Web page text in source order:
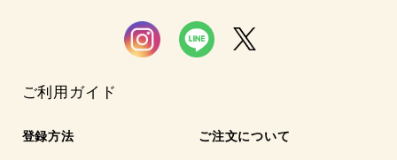
ご利用ガイド
登録方法 ご注文について